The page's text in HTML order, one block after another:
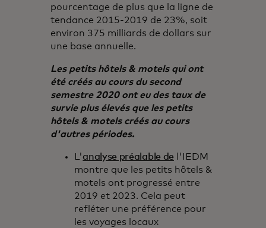
pourcentage de plus que la ligne de
tendance 2015-2019 de 23%, soit
environ 375 milliards de dollars sur
une base annuelle.
Les petits hôtels & motels qui ont
été créés au cours du second
semestre 2020 ont eu des taux de
survie plus élevés que les petits
hôtels & motels créés au cours
d'autres périodes.
L'analyse préalable de l'IEDM
montre que les petits hôtels &
motels ont progressé entre
2019 et 2023. Cela peut
refléter une préférence pour
les voyages locaux